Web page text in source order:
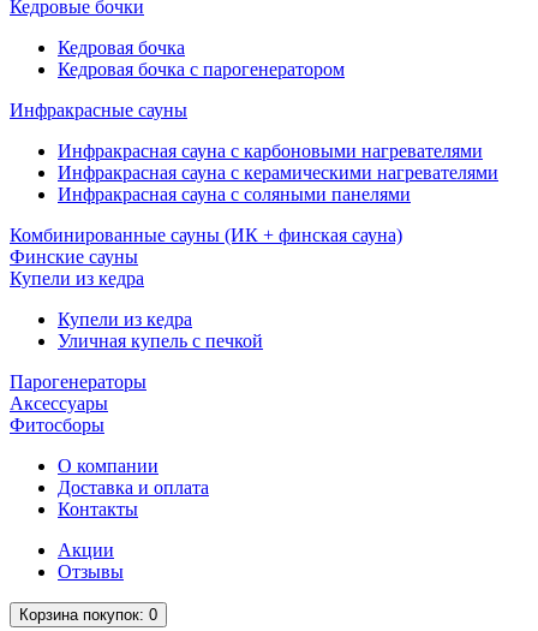
Кедровые бочки
Кедровая бочка
Кедровая бочка с парогенератором
Инфракрасные сауны
Инфракрасная сауна с карбоновыми нагревателями
Инфракрасная сауна с керамическими нагревателями
Инфракрасная сауна с соляными панелями
Комбинированные сауны (ИК + финская сауна)
Финские сауны
Купели из кедра
Купели из кедра
Уличная купель с печкой
Парогенераторы
Аксессуары
Фитосборы
О компании
Доставка и оплата
Контакты
Акции
Отзывы
Корзинапокупок: 0